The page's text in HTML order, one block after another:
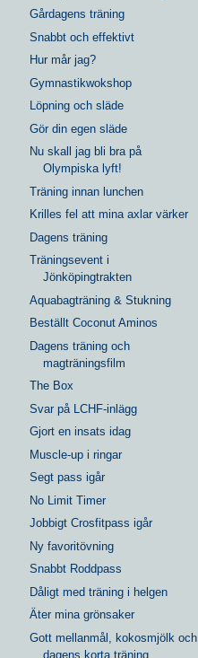
Gårdagens träning
Snabbt och effektivt
Hur mår jag?
Gymnastikwokshop
Löpning och släde
Gör din egen släde
Nu skall jag bli bra på
Olympiska lyft!
Träning innan lunchen
Krilles fel att mina axlar värker
Dagens träning
Träningsevent i
Jönköpingtrakten
Aquabagträning & Stukning
Beställt Coconut Aminos
Dagens träning och
magträningsfilm
The Box
Svar på LCHF-inlägg
Gjort en insats idag
Muscle-up i ringar
Segt pass igår
No Limit Timer
Jobbigt Crosfitpass igår
Ny favoritövning
Snabbt Roddpass
Dåligt med träning i helgen
Äter mina grönsaker
Gott mellanmål, kokosmjölk och
dagens korta träning